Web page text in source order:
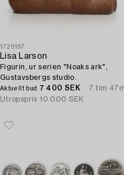
1729197
Lisa Larson
Figurin, ur serien "Noaks ark",
Gustavsbergs studio.
Aktuellt bud 7 400 SEK
7 tim
Utropspris 10 000 SEK